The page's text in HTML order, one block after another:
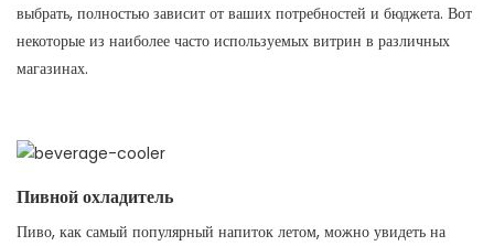
выбрать, полностью зависит от ваших потребностей и бюджета. Вот
некоторые из наиболее часто используемых витрин в различных
магазинах.
Пивной охладитель
Пиво, как самый популярный напиток летом, можно увидеть на